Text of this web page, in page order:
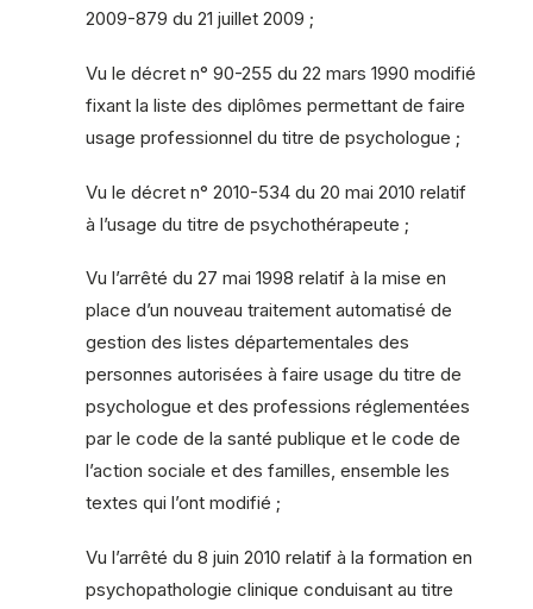
2009-879 du 21 juillet 2009 ;
Vu le décret n° 90-255 du 22 mars 1990 modifié
fixant la liste des diplômes permettant de faire
usage professionnel du titre de psychologue ;
Vu le décret n° 2010-534 du 20 mai 2010 relatif
à l’usage du titre de psychothérapeute ;
Vu l’arrêté du 27 mai 1998 relatif à la mise en
place d’un nouveau traitement automatisé de
gestion des listes départementales des
personnes autorisées à faire usage du titre de
psychologue et des professions réglementées
par le code de la santé publique et le code de
l’action sociale et des familles, ensemble les
textes qui l’ont modifié ;
Vu l’arrêté du 8 juin 2010 relatif à la formation en
psychopathologie clinique conduisant au titre